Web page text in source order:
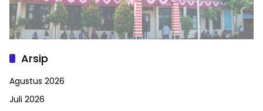
Arsip
Agustus 2026
Juli 2026